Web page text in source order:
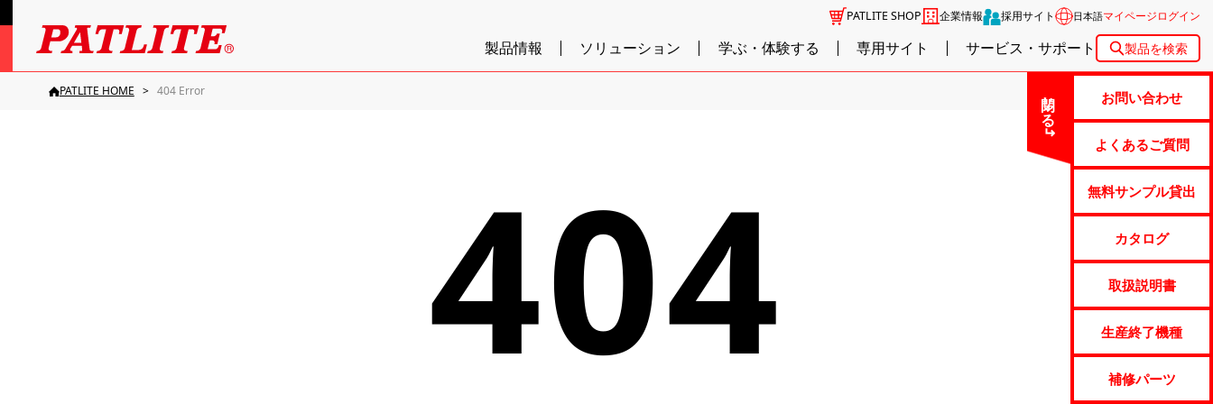
PATLITE SHOP 企業情報 採用サイト 日本語マイページログイン
製品情報 ソリューション 学ぶ・体験する 専用サイト サービス・サポート 製品を検索
閉じる お問い合わせ
よくあるご質問
無料サンプル貸出
カタログ
取扱説明書
生産終了機種
補修パーツ
PATLITE HOME 404 Error
404